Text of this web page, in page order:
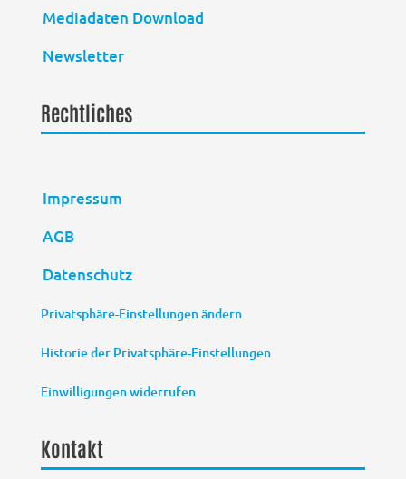
Mediadaten Download
Newsletter
Rechtliches
Impressum
AGB
Datenschutz
Privatsphäre-Einstellungen ändern
Historie der Privatsphäre-Einstellungen
Einwilligungen widerrufen
Kontakt